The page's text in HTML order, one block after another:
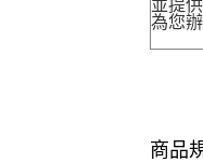
並提
為您
商品